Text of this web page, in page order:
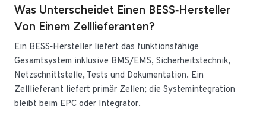
Was Unterscheidet Einen BESS‑Hersteller
Von Einem Zelllieferanten?
Ein BESS‑Hersteller liefert das funktionsfähige
Gesamtsystem inklusive BMS/EMS, Sicherheitstechnik,
Netzschnittstelle, Tests und Dokumentation. Ein
Zelllieferant liefert primär Zellen; die Systemintegration
bleibt beim EPC oder Integrator.